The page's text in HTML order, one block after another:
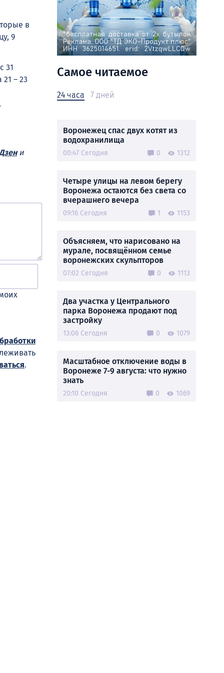
в
9
31
– 23
и
.
Самое читаемое
24 часа 7 дней
Воронежец спас двух котят из
водохранилища
00:47 Сегодня 0 1312
Четыре улицы на левом берегу
Воронежа остаются без света со
вчерашнего вечера
09:16 Сегодня 1 1153
Объясняем, что нарисовано на
мурале, посвящённом семье
воронежских скульпторов
07:02 Сегодня 0 1113
Два участка у Центрального
парка Воронежа продают под
застройку
13:06 Сегодня 0 1079
Масштабное отключение воды в
Воронеже 7-9 августа: что нужно
знать
20:10 Сегодня 0 1069